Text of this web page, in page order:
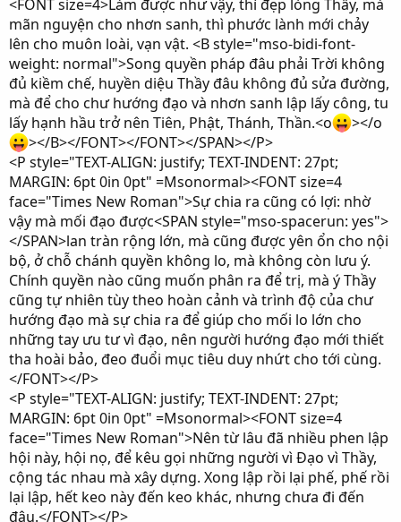
<FONT size=4>Làm được như vậy, thì đẹp lòng Thầy, mà
mãn nguyện cho nhơn sanh, thì phước lành mới chảy
lên cho muôn loài, vạn vật. <B style="mso-bidi-font-
weight: normal">Song quyền pháp đâu phải Trời không
đủ kiềm chế, huyền diệu Thầy đâu không đủ sửa đường,
mà để cho chư hướng đạo và nhơn sanh lập lấy công, tu
lấy hạnh hầu trở nên Tiên, Phật, Thánh, Thần.<o
></o
></B></FONT></FONT></SPAN></P>
<P style="TEXT-ALIGN: justify; TEXT-INDENT: 27pt;
MARGIN: 6pt 0in 0pt" =Msonormal><FONT size=4
face="Times New Roman">Sự chia ra cũng có lợi: nhờ
vậy mà mối đạo được<SPAN style="mso-spacerun: yes">
</SPAN>lan tràn rộng lớn, mà cũng được yên ổn cho nội
bộ, ở chỗ chánh quyền không lo, mà không còn lưu ý.
Chính quyền nào cũng muốn phân ra để trị, mà ý Thầy
cũng tự nhiên tùy theo hoàn cảnh và trình độ của chư
hướng đạo mà sự chia ra để giúp cho mối lo lớn cho
những tay ưu tư vì đạo, nên người hướng đạo mới thiết
tha hoài bảo, đeo đuổi mục tiêu duy nhứt cho tới cùng.
</FONT></P>
<P style="TEXT-ALIGN: justify; TEXT-INDENT: 27pt;
MARGIN: 6pt 0in 0pt" =Msonormal><FONT size=4
face="Times New Roman">Nên từ lâu đã nhiều phen lập
hội này, hội nọ, để kêu gọi những người vì Đạo vì Thầy,
cộng tác nhau mà xây dựng. Xong lập rồi lại phế, phế rồi
lại lập, hết keo này đến keo khác, nhưng chưa đi đến
đâu.</FONT></P>